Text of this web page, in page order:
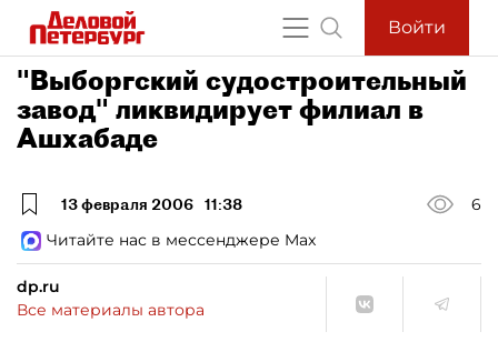
Войти
"Выборгский судостроительный
завод" ликвидирует филиал в
Ашхабаде
13 февраля 2006 11:38
6
Читайте нас в мессенджере Max
dp.ru
Все материалы автора